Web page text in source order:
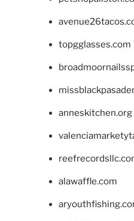
topgglasses.com
anneskitchen.org
alawaffle.com